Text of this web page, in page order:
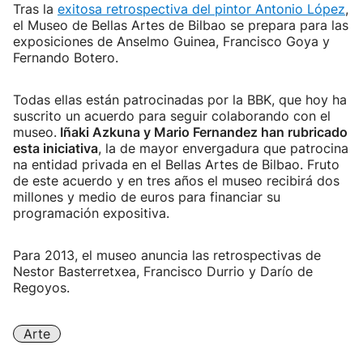
Tras la exitosa retrospectiva del pintor Antonio López,
el Museo de Bellas Artes de Bilbao se prepara para las
exposiciones de Anselmo Guinea, Francisco Goya y
Fernando Botero.
Todas ellas están patrocinadas por la BBK, que hoy ha
suscrito un acuerdo para seguir colaborando con el
museo. Iñaki Azkuna y Mario Fernandez han rubricado
esta iniciativa, la de mayor envergadura que patrocina
na entidad privada en el Bellas Artes de Bilbao. Fruto
de este acuerdo y en tres años el museo recibirá dos
millones y medio de euros para financiar su
programación expositiva.
Para 2013, el museo anuncia las retrospectivas de
Nestor Basterretxea, Francisco Durrio y Darío de
Regoyos.
Arte